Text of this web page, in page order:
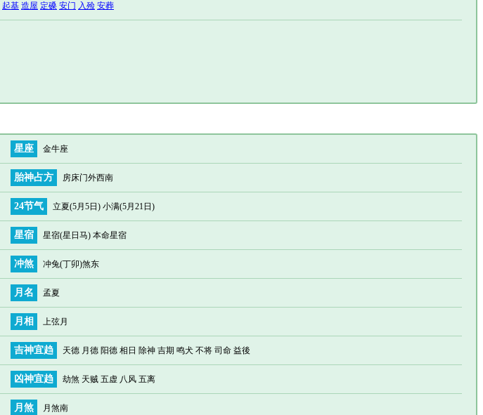
起基 造屋 定磉 安门 入殓 安葬
星座 金牛座
胎神占方 房床门外西南
24节气 立夏(5月5日) 小满(5月21日)
星宿 星宿(星日马) 本命星宿
冲煞 冲兔(丁卯)煞东
月名 孟夏
月相 上弦月
吉神宜趋 天德 月德 阳德 相日 除神 吉期 鸣犬 不将 司命 益後
凶神宜趋 劫煞 天贼 五虚 八风 五离
月煞 月煞南